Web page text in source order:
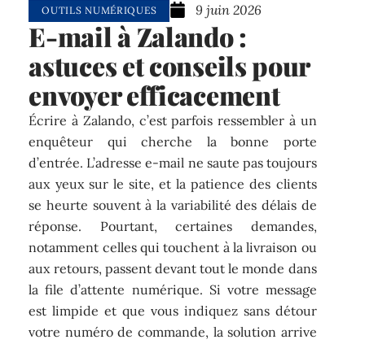
OUTILS NUMÉRIQUES 9 juin 2026
E-mail à Zalando :
astuces et conseils pour
envoyer efficacement
Écrire à Zalando, c’est parfois ressembler à un
enquêteur qui cherche la bonne porte
d’entrée. L’adresse e-mail ne saute pas toujours
aux yeux sur le site, et la patience des clients
se heurte souvent à la variabilité des délais de
réponse. Pourtant, certaines demandes,
notamment celles qui touchent à la livraison ou
aux retours, passent devant tout le monde dans
la file d’attente numérique. Si votre message
est limpide et que vous indiquez sans détour
votre numéro de commande, la solution arrive